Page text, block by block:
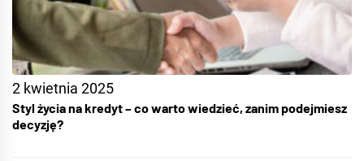
2 kwietnia 2025
Styl życia na kredyt – co warto wiedzieć, zanim podejmiesz
decyzję?